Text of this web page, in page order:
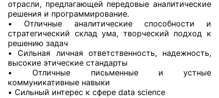
отрасли, предлагающей передовые аналитические
решения и программирование.
• Отличные аналитические способности и
стратегический склад ума, творческий подход к
решению задач
• Сильная личная ответственность, надежность,
высокие этические стандарты
• Отличные письменные и устные
коммуникативные навыки
• Сильный интерес к сфере data science